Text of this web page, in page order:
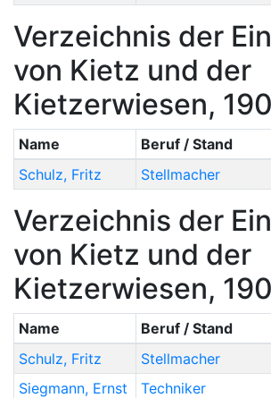
Verzeichnis der
von Kietz und der
Kietzerwiesen,
Name
Beruf / Stand
Schulz, Fritz Stellmacher
Verzeichnis der
von Kietz und der
Kietzerwiesen,
Name
Beruf / Stand
Schulz, Fritz
Stellmacher
Siegmann, Ernst Techniker